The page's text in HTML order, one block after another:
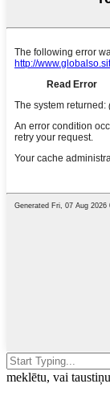
meklētu, vai